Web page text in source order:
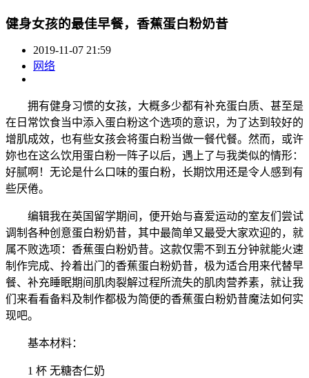
健身女孩的最佳早餐，香蕉蛋白粉奶昔
2019-11-07 21:59
网络
拥有健身习惯的女孩，大概多少都有补充蛋白质、甚至是
在日常饮食当中添入蛋白粉这个选项的意识，为了达到较好的
增肌成效，也有些女孩会将蛋白粉当做一餐代餐。然而，或许
妳也在这么饮用蛋白粉一阵子以后，遇上了与我类似的情形：
好腻啊！无论是什么口味的蛋白粉，长期饮用还是令人感到有
些厌倦。
编辑我在英国留学期间，便开始与喜爱运动的室友们尝试
调制各种创意蛋白粉奶昔，其中最简单又最受大家欢迎的，就
属不败选项：香蕉蛋白粉奶昔。这款仅需不到五分钟就能火速
制作完成、拎着出门的香蕉蛋白粉奶昔，极为适合用来代替早
餐、补充睡眠期间肌肉裂解过程所流失的肌肉营养素，就让我
们来看看备料及制作都极为简便的香蕉蛋白粉奶昔魔法如何实
现吧。
基本材料：
1 杯 无糖杏仁奶